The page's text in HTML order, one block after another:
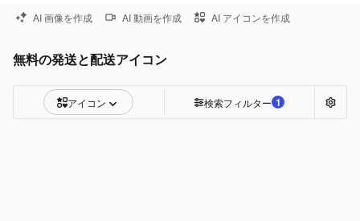
AI 画像を作成 AI 動画を作成 AI アイコンを作成
無料の発送と配送アイコン
アイコン 検索フィルター 1